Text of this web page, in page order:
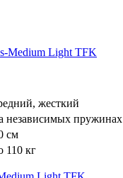
жесткий
независимых пружинах
см
110 кг